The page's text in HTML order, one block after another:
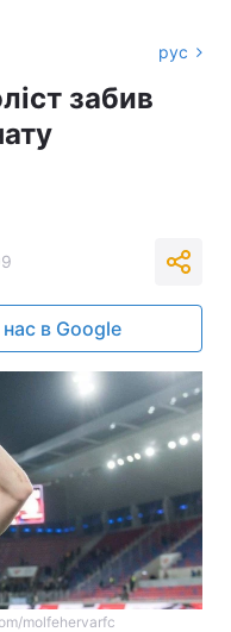
рус
забив
в Google
molfehervarfc